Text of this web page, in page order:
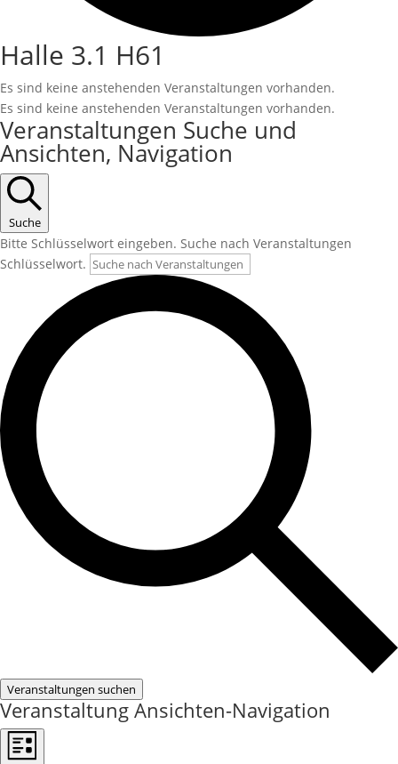
Halle 3.1 H61
Es sind keine anstehenden Veranstaltungen vorhanden.
Es sind keine anstehenden Veranstaltungen vorhanden.
Veranstaltungen Suche und
Ansichten, Navigation
Suche
Bitte Schlüsselwort eingeben. Suche nach Veranstaltungen
Schlüsselwort.
Veranstaltungen suchen
Veranstaltung Ansichten-Navigation